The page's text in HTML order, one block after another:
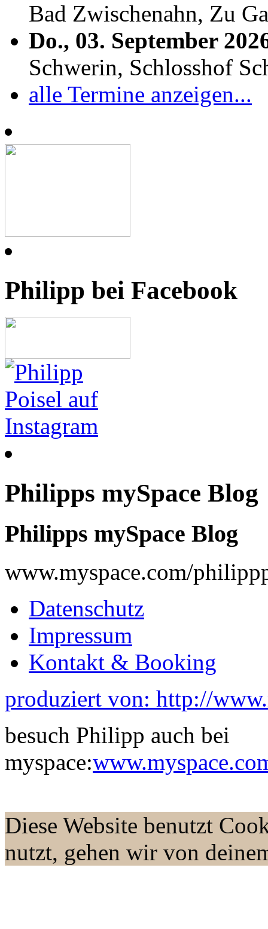
Bad Zwischenahn, Zu
Do., 03. September
Schwerin, Schlosshof
alle Termine anzeigen...
Philipp bei Facebook
Philipps mySpace Blog
Philipps mySpace Blog
www.myspace.com/
Datenschutz
Impressum
Kontakt & Booking
produziert von: http://
besuch Philipp auch bei
myspace:
Diese Website benutzt
nutzt, gehen wir von